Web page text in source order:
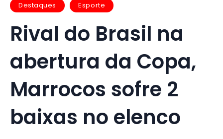
Destaques Esporte
Rival do Brasil na
abertura da Copa,
Marrocos sofre 2
baixas no elenco